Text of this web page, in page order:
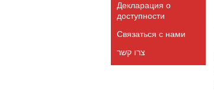
Декларация о
доступности
Связаться с нами
צרו קשר